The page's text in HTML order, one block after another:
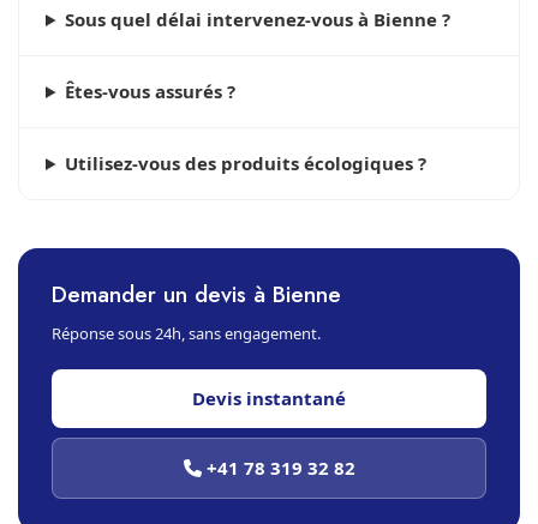
Sous quel délai intervenez-vous à Bienne ?
Êtes-vous assurés ?
Utilisez-vous des produits écologiques ?
Demander un devis à Bienne
Réponse sous 24h, sans engagement.
Devis instantané
+41 78 319 32 82